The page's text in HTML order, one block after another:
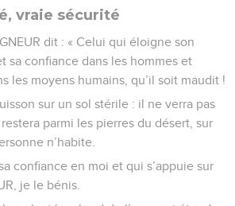
vraie sécurité
dit : « Celui qui éloigne son
sa confiance dans les hommes et
les moyens humains, qu’il soit maudit !
sur un sol stérile : il ne verra pas
parmi les pierres du désert, sur
n’habite.
confiance en moi et qui s’appuie sur
je le bénis.